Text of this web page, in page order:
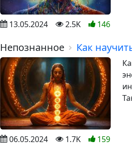
13.05.2024 2.5K 146
Непознанное Как
06.05.2024 1.7K 159